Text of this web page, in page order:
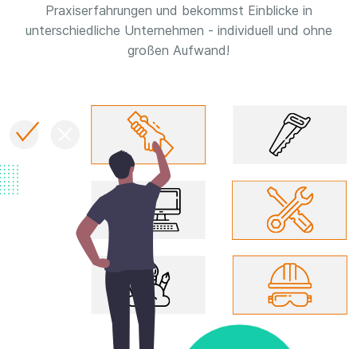
Praxiserfahrungen und bekommst Einblicke in
unterschiedliche Unternehmen - individuell und ohne
großen Aufwand!